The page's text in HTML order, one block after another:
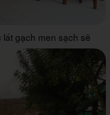
gạch men sạch sẽ